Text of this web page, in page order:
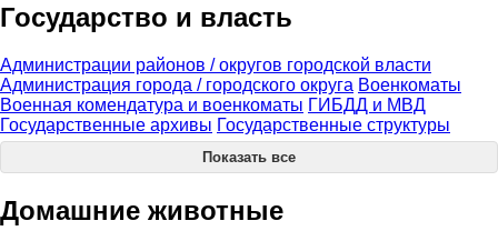
Государство и власть
Администрации районов / округов городской власти
Администрация города / городского округа Военкоматы
Военная комендатура и военкоматы ГИБДД и МВД
Государственные архивы Государственные структуры
Показать все
Домашние животные